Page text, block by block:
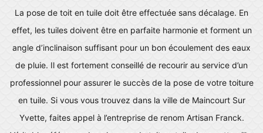
La pose de toit en tuile doit être effectuée sans décalage. En
effet, les tuiles doivent être en parfaite harmonie et forment un
angle d’inclinaison suffisant pour un bon écoulement des eaux
de pluie. Il est fortement conseillé de recourir au service d’un
professionnel pour assurer le succès de la pose de votre toiture
en tuile. Si vous vous trouvez dans la ville de Maincourt Sur
Yvette, faites appel à l’entreprise de renom Artisan Franck.